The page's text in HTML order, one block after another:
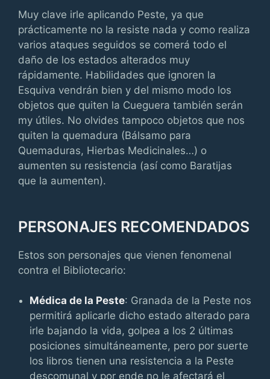
Muy clave irle aplicando Peste, ya que
prácticamente no la resiste nada y como realiza
varios ataques seguidos se comerá todo el
daño de los estados alterados muy
rápidamente. Habilidades que ignoren la
Esquiva vendrán bien y del mismo modo los
objetos que quiten la Cueguera también serán
my útiles. No olvides tampoco objetos que nos
quiten la quemadura (Bálsamo para
Quemaduras, Hierbas Medicinales…) o
aumenten su resistencia (así como Baratijas
que la aumenten).
PERSONAJES RECOMENDADOS
Estos son personajes que vienen fenomenal
contra el Bibliotecario:
Médica de la Peste: Granada de la Peste nos
permitirá aplicarle dicho estado alterado para
irle bajando la vida, golpea a los 2 últimas
posiciones simultáneamente, pero por suerte
los libros tienen una resistencia a la Peste
descomunal y por ende no le afectará el